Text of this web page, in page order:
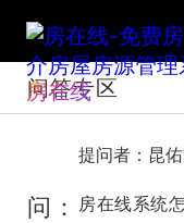
房在线
问答专区
提问者：昆
问： 房在线系统